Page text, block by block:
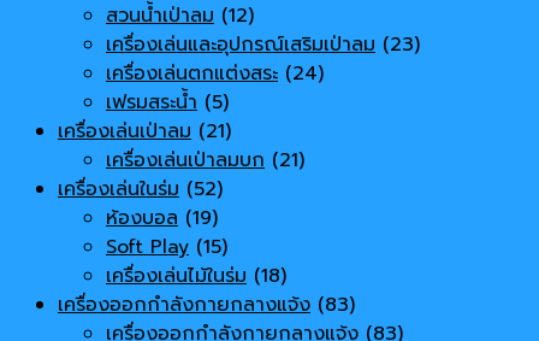
สวนน้ำเป่าลม (12)
เครื่องเล่นและอุปกรณ์เสริมเป่าลม (23)
เครื่องเล่นตกแต่งสระ (24)
เฟรมสระน้ำ (5)
เครื่องเล่นเป่าลม (21)
เครื่องเล่นเป่าลมบก (21)
เครื่องเล่นในร่ม (52)
ห้องบอล (19)
Soft Play (15)
เครื่องเล่นไม้ในร่ม (18)
เครื่องออกกำลังกายกลางแจ้ง (83)
เครื่องออกกำลังกายกลางแจ้ง (83)